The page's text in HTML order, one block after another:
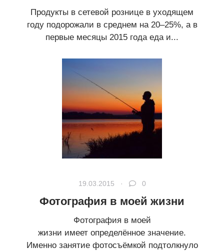
Продукты в сетевой рознице в уходящем
году подорожали в среднем на 20–25%, а в
первые месяцы 2015 года еда и...
19.03.2015 · 0
Фотография в моей жизни
Фотография в моей
жизни имеет определённое значение.
Именно занятие фотосъёмкой подтолкнуло